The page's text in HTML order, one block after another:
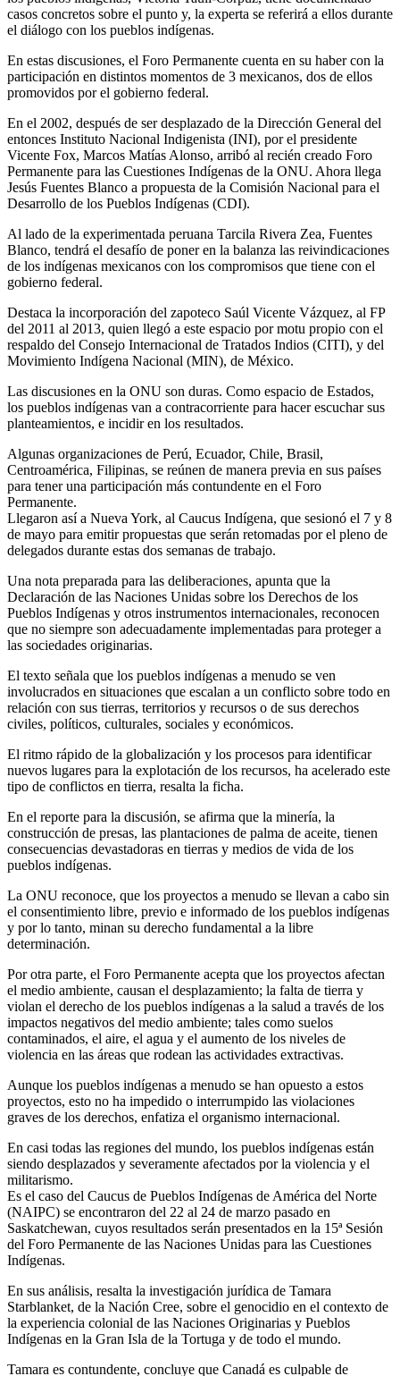
casos concretos sobre el punto y, la experta se referirá a ellos durante
el diálogo con los pueblos indígenas.
En estas discusiones, el Foro Permanente cuenta en su haber con la
participación en distintos momentos de 3 mexicanos, dos de ellos
promovidos por el gobierno federal.
En el 2002, después de ser desplazado de la Dirección General del
entonces Instituto Nacional Indigenista (INI), por el presidente
Vicente Fox, Marcos Matías Alonso, arribó al recién creado Foro
Permanente para las Cuestiones Indígenas de la ONU. Ahora llega
Jesús Fuentes Blanco a propuesta de la Comisión Nacional para el
Desarrollo de los Pueblos Indígenas (CDI).
Al lado de la experimentada peruana Tarcila Rivera Zea, Fuentes
Blanco, tendrá el desafío de poner en la balanza las reivindicaciones
de los indígenas mexicanos con los compromisos que tiene con el
gobierno federal.
Destaca la incorporación del zapoteco Saúl Vicente Vázquez, al FP
del 2011 al 2013, quien llegó a este espacio por motu propio con el
respaldo del Consejo Internacional de Tratados Indios (CITI), y del
Movimiento Indígena Nacional (MIN), de México.
Las discusiones en la ONU son duras. Como espacio de Estados,
los pueblos indígenas van a contracorriente para hacer escuchar sus
planteamientos, e incidir en los resultados.
Algunas organizaciones de Perú, Ecuador, Chile, Brasil,
Centroamérica, Filipinas, se reúnen de manera previa en sus países
para tener una participación más contundente en el Foro
Permanente.
Llegaron así a Nueva York, al Caucus Indígena, que sesionó el 7 y 8
de mayo para emitir propuestas que serán retomadas por el pleno de
delegados durante estas dos semanas de trabajo.
Una nota preparada para las deliberaciones, apunta que la
Declaración de las Naciones Unidas sobre los Derechos de los
Pueblos Indígenas y otros instrumentos internacionales, reconocen
que no siempre son adecuadamente implementadas para proteger a
las sociedades originarias.
El texto señala que los pueblos indígenas a menudo se ven
involucrados en situaciones que escalan a un conflicto sobre todo en
relación con sus tierras, territorios y recursos o de sus derechos
civiles, políticos, culturales, sociales y económicos.
El ritmo rápido de la globalización y los procesos para identificar
nuevos lugares para la explotación de los recursos, ha acelerado este
tipo de conflictos en tierra, resalta la ficha.
En el reporte para la discusión, se afirma que la minería, la
construcción de presas, las plantaciones de palma de aceite, tienen
consecuencias devastadoras en tierras y medios de vida de los
pueblos indígenas.
La ONU reconoce, que los proyectos a menudo se llevan a cabo sin
el consentimiento libre, previo e informado de los pueblos indígenas
y por lo tanto, minan su derecho fundamental a la libre
determinación.
Por otra parte, el Foro Permanente acepta que los proyectos afectan
el medio ambiente, causan el desplazamiento; la falta de tierra y
violan el derecho de los pueblos indígenas a la salud a través de los
impactos negativos del medio ambiente; tales como suelos
contaminados, el aire, el agua y el aumento de los niveles de
violencia en las áreas que rodean las actividades extractivas.
Aunque los pueblos indígenas a menudo se han opuesto a estos
proyectos, esto no ha impedido o interrumpido las violaciones
graves de los derechos, enfatiza el organismo internacional.
En casi todas las regiones del mundo, los pueblos indígenas están
siendo desplazados y severamente afectados por la violencia y el
militarismo.
Es el caso del Caucus de Pueblos Indígenas de América del Norte
(NAIPC) se encontraron del 22 al 24 de marzo pasado en
Saskatchewan, cuyos resultados serán presentados en la 15ª Sesión
del Foro Permanente de las Naciones Unidas para las Cuestiones
Indígenas.
En sus análisis, resalta la investigación jurídica de Tamara
Starblanket, de la Nación Cree, sobre el genocidio en el contexto de
la experiencia colonial de las Naciones Originarias y Pueblos
Indígenas en la Gran Isla de la Tortuga y de todo el mundo.
Tamara es contundente, concluye que Canadá es culpable de